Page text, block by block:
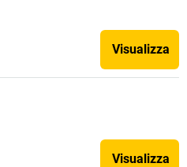
Visualizza
Visualizza